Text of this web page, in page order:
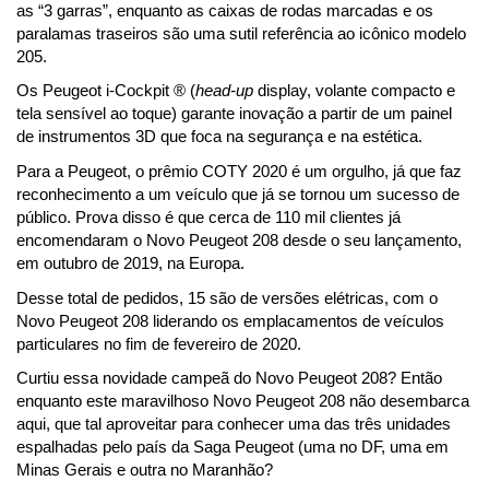
as “3 garras”, enquanto as caixas de rodas marcadas e os
paralamas traseiros são uma sutil referência ao icônico modelo
205.
Os Peugeot i-Cockpit ® (head-up display, volante compacto e
tela sensível ao toque) garante inovação a partir de um painel
de instrumentos 3D que foca na segurança e na estética.
Para a Peugeot, o prêmio COTY 2020 é um orgulho, já que faz
reconhecimento a um veículo que já se tornou um sucesso de
público. Prova disso é que cerca de 110 mil clientes já
encomendaram o Novo Peugeot 208 desde o seu lançamento,
em outubro de 2019, na Europa.
Desse total de pedidos, 15 são de versões elétricas, com o
Novo Peugeot 208 liderando os emplacamentos de veículos
particulares no fim de fevereiro de 2020.
Curtiu essa novidade campeã do Novo Peugeot 208? Então
enquanto este maravilhoso Novo Peugeot 208 não desembarca
aqui, que tal aproveitar para conhecer uma das três unidades
espalhadas pelo país da Saga Peugeot (uma no DF, uma em
Minas Gerais e outra no Maranhão?